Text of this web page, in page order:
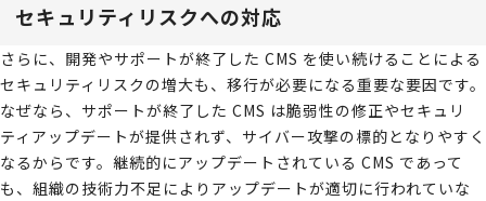
セキュリティリスクへの対応
さらに、開発やサポートが終了した CMS を使い続けることによる
セキュリティリスクの増大も、移行が必要になる重要な要因です。
なぜなら、サポートが終了した CMS は脆弱性の修正やセキュリ
ティアップデートが提供されず、サイバー攻撃の標的となりやすく
なるからです。継続的にアップデートされている CMS であって
も、組織の技術力不足によりアップデートが適切に行われていな